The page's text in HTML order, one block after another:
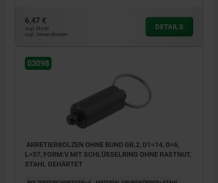
6,47 €
zzgl. MwSt.
zzgl. Versandkosten
DETAILS
03098
ARRETIERBOLZEN OHNE BUND GR.2, D1=14, D=6,
L=57, FORM:V MIT SCHLÜSSELRING OHNE RASTNUT,
STAHL GEHÄRTET